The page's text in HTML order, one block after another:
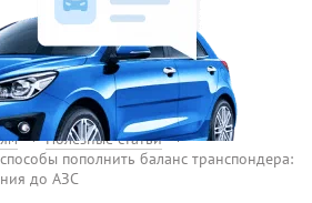
Полезные статьи
пополнить баланс транспондера:
до АЗС